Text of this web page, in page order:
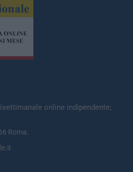
online indipendente;
Roma.